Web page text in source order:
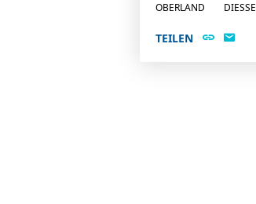
OBERLAND DIESSEN
TEILEN